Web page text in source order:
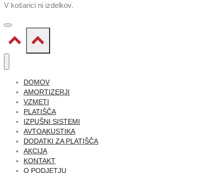
V košarici ni izdelkov.
DOMOV
AMORTIZERJI
VZMETI
PLATIŠČA
IZPUŠNI SISTEMI
AVTOAKUSTIKA
DODATKI ZA PLATIŠČA
AKCIJA
KONTAKT
O PODJETJU